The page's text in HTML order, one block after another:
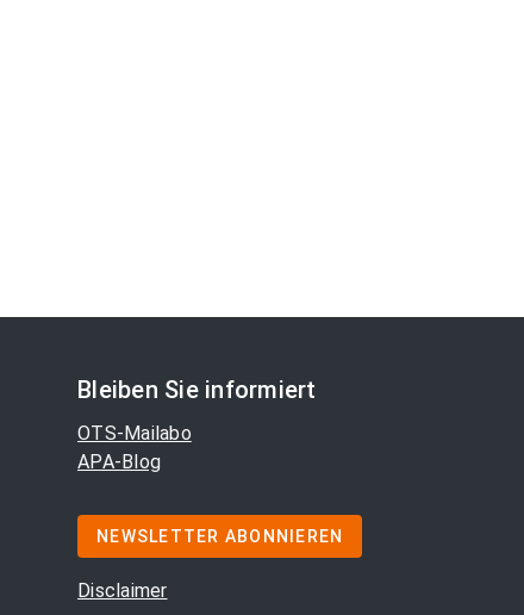
Bleiben Sie informiert
OTS-Mailabo
APA-Blog
NEWSLETTER ABONNIEREN
Disclaimer